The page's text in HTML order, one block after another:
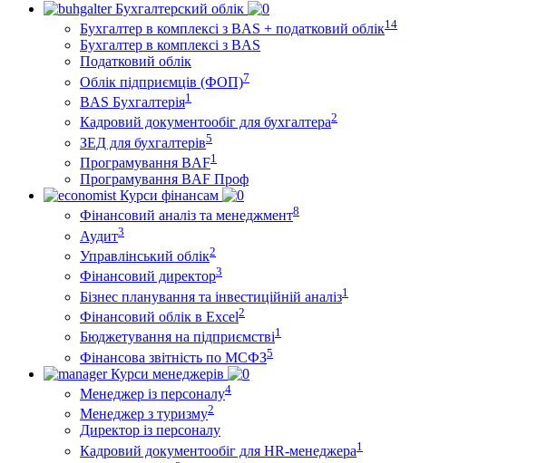
Бухгалтерский облік
Бухгалтер в комплексі з BAS + податковий облік14
Бухгалтер в комплексі з BAS
Податковий облік
Облік підприємців (ФОП)7
BAS Бухгалтерія1
Кадровий документообіг для бухгалтера2
ЗЕД для бухгалтерів5
Програмування BAF1
Програмування BAF Проф
Курси фінансам
Фінансовий аналіз та менеджмент8
Аудит3
Управлінський облік2
Фінансовий директор3
Бізнес планування та інвестиційній аналіз1
Фінансовий облiк в Excel2
Бюджетування на підприємстві1
Фінансова звітність по МСФЗ5
Курси менеджерів
Менеджер із персоналу4
Менеджер з туризму2
Директор iз персоналу
Кадровий документообіг для HR-менеджера1